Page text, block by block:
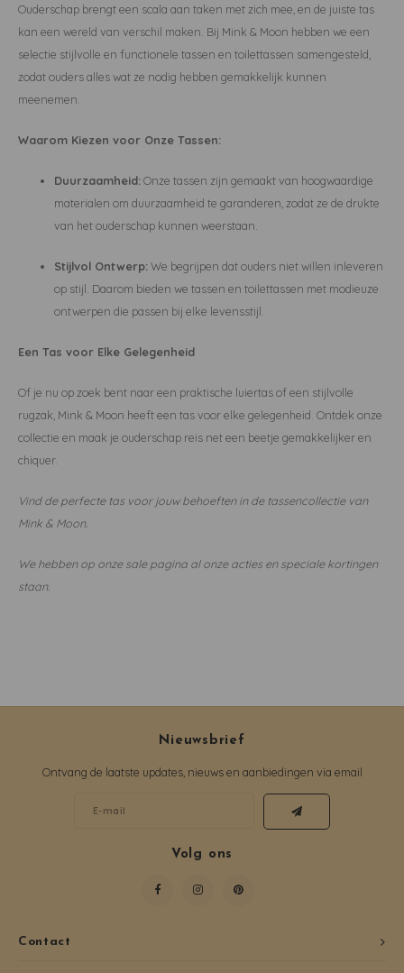
Ouderschap brengt een scala aan taken met zich mee, en de juiste tas
kan een wereld van verschil maken. Bij Mink & Moon hebben we een
selectie stijlvolle en functionele tassen en toilettassen samengesteld,
zodat ouders alles wat ze nodig hebben gemakkelijk kunnen
meenemen.
Waarom Kiezen voor Onze Tassen:
Duurzaamheid:Onze tassen zijn gemaakt van hoogwaardige
materialen om duurzaamheid te garanderen, zodat ze de drukte
van het ouderschap kunnen weerstaan.
Stijlvol Ontwerp:We begrijpen dat ouders niet willen inleveren
op stijl. Daarom bieden we tassen en toilettassen met modieuze
ontwerpen die passen bij elke levensstijl.
Een Tas voor Elke Gelegenheid
Of je nu op zoek bent naar een praktische luiertas of een stijlvolle
rugzak, Mink & Moon heeft een tas voor elke gelegenheid. Ontdek onze
collectie en maak je ouderschap reis net een beetje gemakkelijker en
chiquer.
Vind de perfecte tas voor jouw behoeften in de tassencollectie van
Mink & Moon.
We hebben op onze sale pagina al onze acties en speciale kortingen
staan.
Contact
Nieuwsbrief
Ontvang de laatste updates, nieuws en aanbiedingen via email
Volg ons